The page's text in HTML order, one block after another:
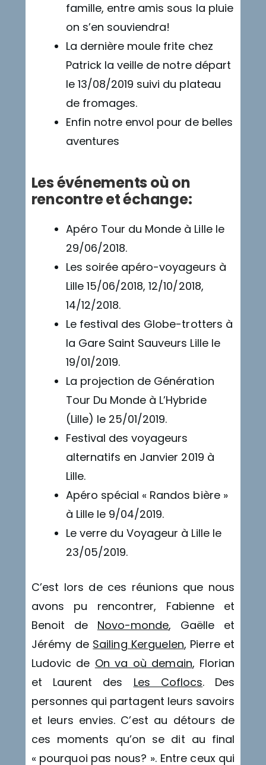
famille, entre amis sous la pluie
on s’en souviendra!
La dernière moule frite chez
Patrick la veille de notre départ
le 13/08/2019 suivi du plateau
de fromages.
Enfin notre envol pour de belles
aventures
Les événements où on
rencontre et échange:
Apéro Tour du Monde à Lille le
29/06/2018.
Les soirée apéro-voyageurs à
Lille 15/06/2018, 12/10/2018,
14/12/2018.
Le festival des Globe-trotters à
la Gare Saint Sauveurs Lille le
19/01/2019.
La projection de Génération
Tour Du Monde à L’Hybride
(Lille) le 25/01/2019.
Festival des voyageurs
alternatifs en Janvier 2019 à
Lille.
Apéro spécial « Randos bière »
à Lille le 9/04/2019.
Le verre du Voyageur à Lille le
23/05/2019.
C’est lors de ces réunions que nous
avons pu rencontrer, Fabienne et
Benoit de Novo-monde, Gaëlle et
Jérémy de Sailing Kerguelen, Pierre et
Ludovic de On va où demain, Florian
et Laurent des Les Coflocs. Des
personnes qui partagent leurs savoirs
et leurs envies. C’est au détours de
ces moments qu’on se dit au final
« pourquoi pas nous? ». Entre ceux qui